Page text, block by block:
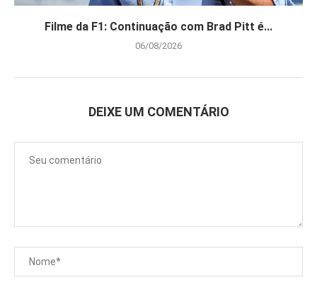
Filme da F1: Continuação com Brad Pitt é...
06/08/2026
DEIXE UM COMENTÁRIO